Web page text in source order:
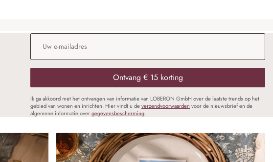
E-mailadres*
Ontvang € 15 korting
Ik ga akkoord met het ontvangen van informatie van LOBERON GmbH over de laatste trends op het
gebied van wonen en inrichten. Hier vindt u deverzendvoorwaarden voor de nieuwsbrief en de
algemene informatie overgegevensbescherming.